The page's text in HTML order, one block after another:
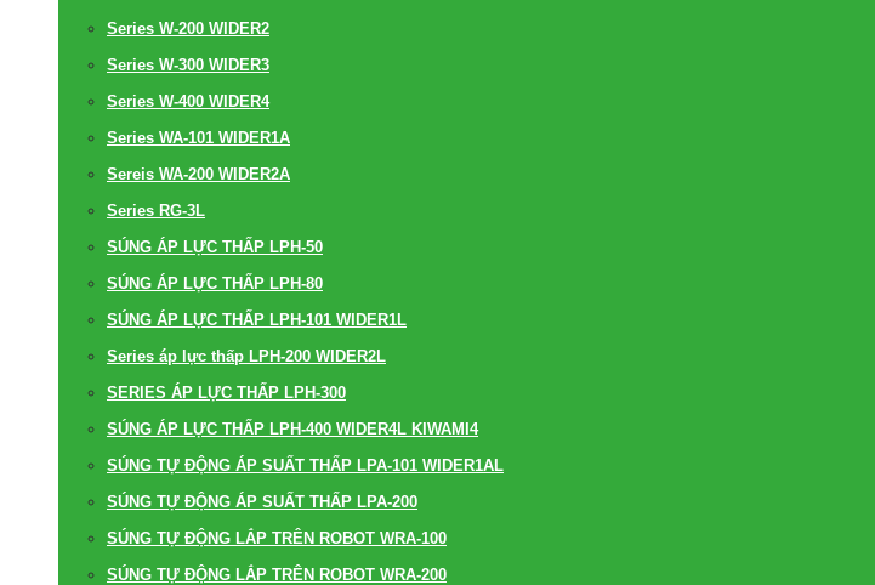
Series W-200 WIDER2
Series W-300 WIDER3
Series W-400 WIDER4
Series WA-101 WIDER1A
Sereis WA-200 WIDER2A
Series RG-3L
SÚNG ÁP LỰC THẤP LPH-50
SÚNG ÁP LỰC THẤP LPH-80
SÚNG ÁP LỰC THẤP LPH-101 WIDER1L
Series áp lực thấp LPH-200 WIDER2L
SERIES ÁP LỰC THẤP LPH-300
SÚNG ÁP LỰC THẤP LPH-400 WIDER4L KIWAMI4
SÚNG TỰ ĐỘNG ÁP SUẤT THẤP LPA-101 WIDER1AL
SÚNG TỰ ĐỘNG ÁP SUẤT THẤP LPA-200
SÚNG TỰ ĐỘNG LẮP TRÊN ROBOT WRA-100
SÚNG TỰ ĐỘNG LẮP TRÊN ROBOT WRA-200